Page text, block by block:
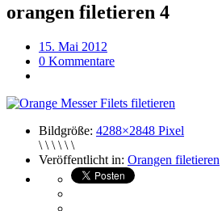
orangen filetieren 4
15. Mai 2012
0 Kommentare
Bildgröße: 4288×2848 Pixel
\ \ \ \ \ \
Veröffentlicht in: Orangen filetieren